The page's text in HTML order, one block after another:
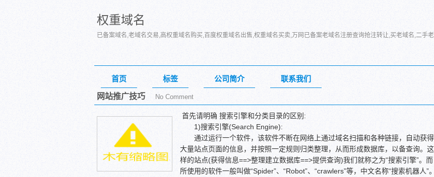
权重域名
已备案域名,老域名交易,高权重域名购买,百度权重域名出售,权重域名买卖,万网已备案老域名注册查询抢注转让,买老域名,二手
首页 标签 公司简介 联系我们
网站推广技巧 No Comment
首先请明确 搜索引擎和分类目录的区别:
1)搜索引擎(Search Engine):
通过运行一个软件，该软件不断在网络上通过域名扫描和各种链接，自动获得
大量站点页面的信息，并按照一定规则归类整理，从而形成数据库，以备查询。这
样的站点(获得信息==>整理建立数据库==>提供查询)我们就称之为“搜索引擎”。而
所使用的软件一般叫做“Spider”、“Robot”、“crawlers”等，中文名称“搜索机器人”。